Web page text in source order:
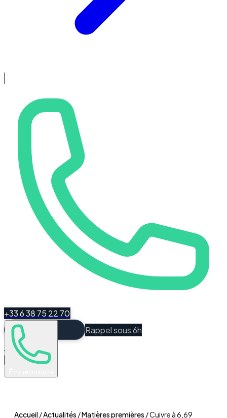
+33 6 38 75 22 70
Rappel sous 6h
Espace Client
Accueil/Actualités /Matières premières /Cuivre à 6,69